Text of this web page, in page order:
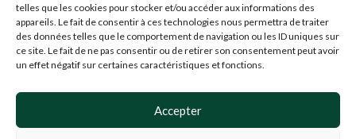
telles que les cookies pour stocker et/ou accéder aux informations des
appareils. Le fait de consentir à ces technologies nous permettra de traiter
des données telles que le comportement de navigation ou les ID uniques sur
ce site. Le fait de ne pas consentir ou de retirer son consentement peut avoir
un effet négatif sur certaines caractéristiques et fonctions.
Accepter
Agence Media 112